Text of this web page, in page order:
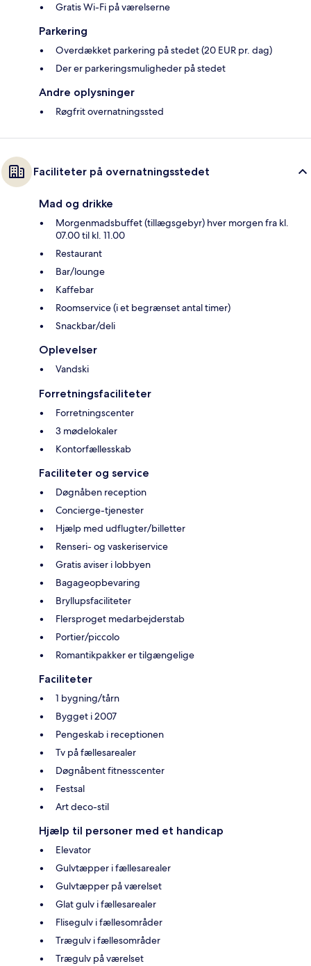
Gratis Wi-Fi på værelserne
Parkering
Overdækket parkering på stedet (20 EUR pr. dag)
Der er parkeringsmuligheder på stedet
Andre oplysninger
Røgfrit overnatningssted
Faciliteter på overnatningsstedet
Mad og drikke
Morgenmadsbuffet (tillægsgebyr) hver morgen fra kl.
07.00 til kl. 11.00
Restaurant
Bar/lounge
Kaffebar
Roomservice (i et begrænset antal timer)
Snackbar/deli
Oplevelser
Vandski
Forretningsfaciliteter
Forretningscenter
3 mødelokaler
Kontorfællesskab
Faciliteter og service
Døgnåben reception
Concierge-tjenester
Hjælp med udflugter/billetter
Renseri- og vaskeriservice
Gratis aviser i lobbyen
Bagageopbevaring
Bryllupsfaciliteter
Flersproget medarbejderstab
Portier/piccolo
Romantikpakker er tilgængelige
Faciliteter
1 bygning/tårn
Bygget i 2007
Pengeskab i receptionen
Tv på fællesarealer
Døgnåbent fitnesscenter
Festsal
Art deco-stil
Hjælp til personer med et handicap
Elevator
Gulvtæpper i fællesarealer
Gulvtæpper på værelset
Glat gulv i fællesarealer
Flisegulv i fællesområder
Trægulv i fællesområder
Trægulv på værelset